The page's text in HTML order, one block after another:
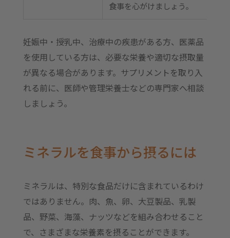
食事を心がけましょう。
妊娠中・授乳中、治療中の疾患がある方、医薬品
を使用している方は、必要な栄養や適切な摂取量
が異なる場合があります。サプリメントを取り入
れる前に、医師や管理栄養士などの専門家へ相談
しましょう。
ミネラルを食事から摂るには
ミネラルは、特別な食品だけに含まれているわけ
ではありません。肉、魚、卵、大豆製品、乳製
品、野菜、海藻、ナッツなどを組み合わせること
で、さまざまな栄養素を摂ることができます。